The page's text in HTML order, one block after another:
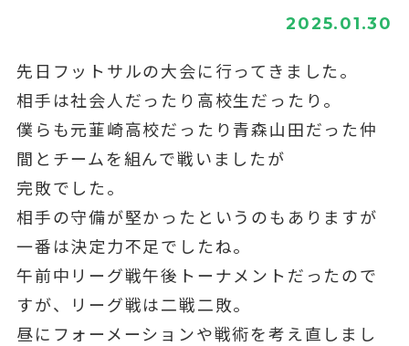
2025.01.30
先日フットサルの大会に行ってきました。
相手は社会人だったり高校生だったり。
僕らも元韮崎高校だったり青森山田だった仲
間とチームを組んで戦いましたが
完敗でした。
相手の守備が堅かったというのもありますが
一番は決定力不足でしたね。
午前中リーグ戦午後トーナメントだったので
すが、リーグ戦は二戦二敗。
昼にフォーメーションや戦術を考え直しまし